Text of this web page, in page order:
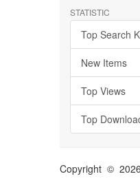
STATISTIC
Top Search
New Items
Top Views
Top
Copyright © 2026